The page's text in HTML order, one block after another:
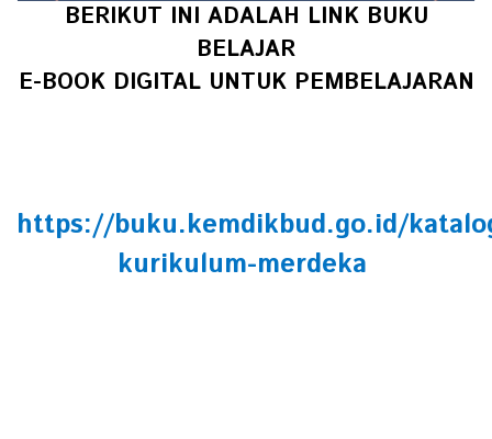
BERIKUT INI ADALAH LINK BUKU
BELAJAR
E-BOOK DIGITAL UNTUK PEMBELAJARAN
https://buku.kemdikbud.go.id/
kurikulum-merdeka